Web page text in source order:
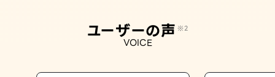
ユーザーの声 ※2
VOICE